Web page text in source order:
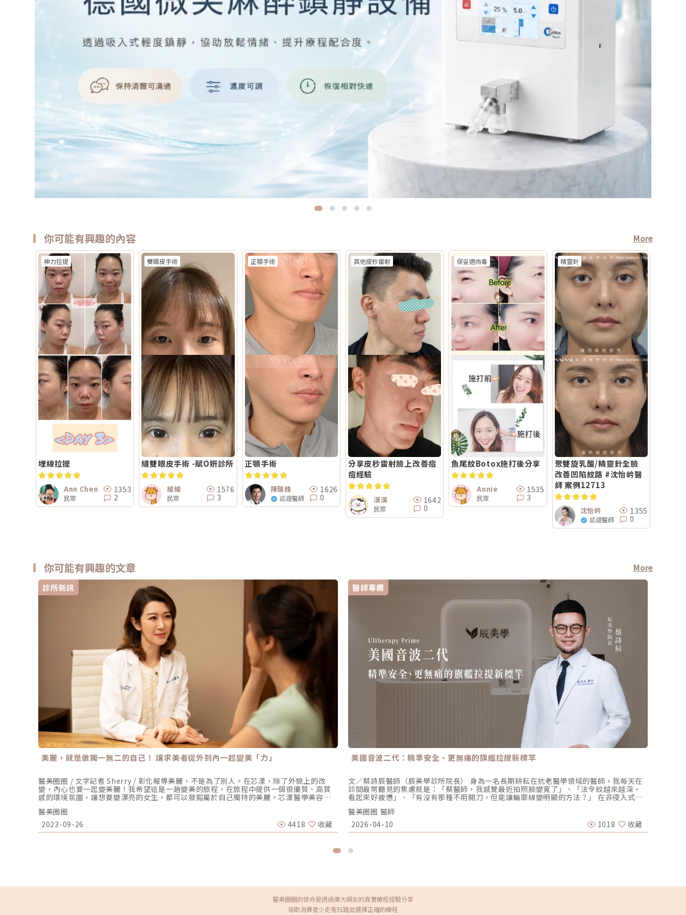
你可能有興趣的內容 More
神力拉提
埋線拉提
Ann Chen
民眾
1353
2
雙眼皮手術
縫雙眼皮手術 -賦O姸診所
綾綾
民眾
1576
3
正顎手術
正顎手術
陳瑞鋒
認證醫師
1626
0
其他皮秒雷射
分享皮秒雷射臉上改善痘
痘經驗
漠漠
民眾
1642
0
保妥適肉毒
魚尾紋Botox施打後分享
Annie
民眾
1535
3
精靈針
聚雙旋乳酸/精靈針全臉
改善凹陷紋路 #沈怡岒醫
師 案例12713
沈怡岒
認證醫師
1355
0
你可能有興趣的文章
More
診所新訊
美麗，就是做獨一無二的自己！ 讓求美者從外到內一起變美「力」
醫美圈圈 / 文字記者 Sherry / 彰化報導美麗，不是為了別人。在芯漾，除了外貌上的改
變，內心也要一起變美麗！我希望這是一趟變美的旅程，在旅程中提供一個很優質、高質
感的環境氛圍，讓想要變漂亮的女生，都可以發掘屬於自己獨特的美麗。芯漾醫學美容中
芯漾皮膚科提供純樸的市容裡，坐落著一座有著五星級飯店般高質感的醫美診所，讓人完
全無法忽視它的存在，「獨一無二」，就像院長楊心怡醫師對美的定義一樣。從環境氛圍
到設備，提供顧客一個貼心、專業又安心的旅程，甚至「有被寵愛的感覺」。一趟讓求美
很多人來到診所，其實並不知道自己真正的需求，所以一開始的貼心服務、專業諮詢很重
要。化身心靈導師，發掘客戶內心的真正需求！「我會盡量和顧客聊天，探詢他們做這件
事情的動機？」例如有顧客因為姊弟戀或被分手情傷，發誓要變年輕、變漂亮，楊心怡院
長就會化身心靈導師，鼓勵她「我希望你是自己想要變更好，以自己為出發點，而不是為
醫美圈圈
2023-09-26
4418 收藏
醫師專欄
美國音波二代：精準安全、更無痛的旗艦拉提新標竿
文／蔡詩辰醫師（辰美學診所院長） 身為一名長期耕耘在抗老醫學領域的醫師，我每天在
診間最常聽見的焦慮就是：「蔡醫師，我感覺最近拍照臉變寬了」、「法令紋越來越深，
看起來好疲憊」、「有沒有那種不用開刀，但能讓輪廓線變明顯的方法？」 在非侵入式抗
老科技日新月異的今天，市面上的音波儀器琳瑯滿目。但每當病患詢問我最信任哪一台儀
器時，我的首選始終是 Ultherapy 美國音波。而在 2026 年的現在，隨著 Ultherapy
Prime（美音二代） 的問世，醫美界正式進入了「精準醫療」的新紀元。這篇文章，我將
以專業醫師的角度，深度拆解為什麼美音二代會成為我臨床治療的核心，以及它如何重新
命在進行音波拉提治療時，我常跟病患分享一個觀念：音波拉提不是「能量越強越好」，
而是「能量要打在對的地方」。每個人的皮膚厚度、皮下脂肪分布、筋膜層（SMAS）的深
Ultherapy Prime 美國音波二代搭載了升級版 DeepSEE® 即時影像技術。在施打的每一
條能量時，我都能透過 2X 高清螢幕清晰地看見病患當下的組織層級。這意味著： 避開神
經與骨頭：大幅降低因能量落點錯誤導致的劇痛或副作用。 精準鎖定 SMAS 筋膜層：確保
每一發熱凝結點都精確落在支撐輪廓的關鍵地基上。 即時監控探頭貼合度：防止因貼合不
醫美圈圈 醫師
2026-04-10
1018 收藏
手術的
醫美圈圈的使命是透過廣大網友的真實療程經驗分享
協助消費者少走冤枉路並選擇正確的療程